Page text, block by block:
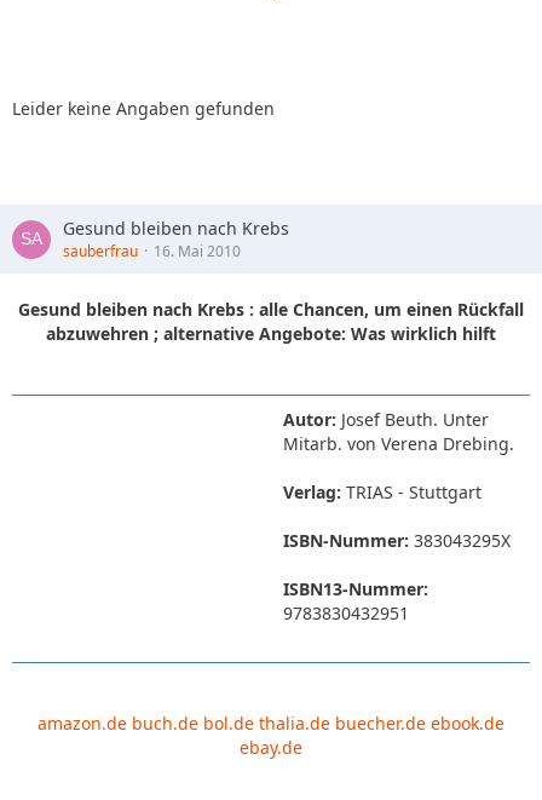
Leider keine Angaben gefunden
Gesund bleiben nach Krebs
sauberfrau 16. Mai 2010
Gesund bleiben nach Krebs : alle Chancen, um einen Rückfall
abzuwehren ; alternative Angebote: Was wirklich hilft
Autor: Josef Beuth. Unter
Mitarb. von Verena Drebing.
Verlag: TRIAS - Stuttgart
ISBN-Nummer: 383043295X
ISBN13-Nummer:
9783830432951
amazon.de buch.de bol.de thalia.de buecher.de ebook.de
ebay.de